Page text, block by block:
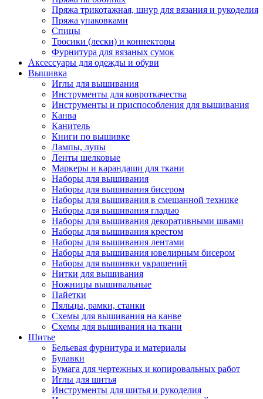
Пряжа трикотажная, шнур для вязания и рукоделия
Пряжа упаковками
Спицы
Тросики (лески) и коннекторы
Фурнитура для вязаных сумок
Аксессуары для одежды и обуви
Вышивка
Иглы для вышивания
Инструменты для ковроткачества
Инструменты и приспособления для вышивания
Канва
Канитель
Книги по вышивке
Лампы, лупы
Ленты шелковые
Маркеры и карандаши для ткани
Наборы для вышивания
Наборы для вышивания бисером
Наборы для вышивания в смешанной технике
Наборы для вышивания гладью
Наборы для вышивания декоративными швами
Наборы для вышивания крестом
Наборы для вышивания лентами
Наборы для вышивания ювелирным бисером
Наборы для вышивки украшений
Нитки для вышивания
Ножницы вышивальные
Пайетки
Пяльцы, рамки, станки
Схемы для вышивания на канве
Схемы для вышивания на ткани
Шитье
Бельевая фурнитура и материалы
Булавки
Бумага для чертежных и копировальных работ
Иглы для шитья
Инструменты для шитья и рукоделия